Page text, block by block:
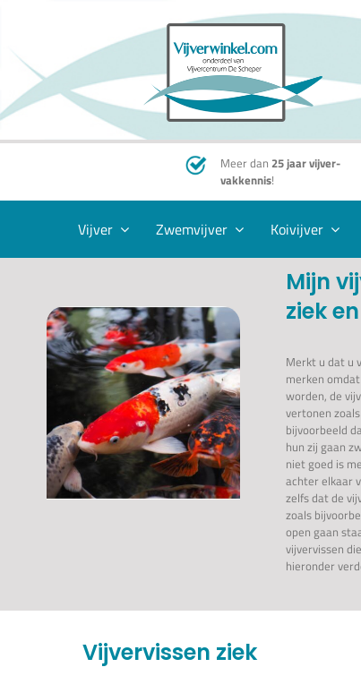
inhoud
Meer dan 25 jaar vijver-
vakkennis!
Vijver Zwemvijver Koivijver
Mijn
ziek
Merkt u dat u
merken
worden, de
vertonen
bijvoorbeeld
hun zij gaan
niet goed is
achter elkaar
zelfs dat de
zoals
open gaan
vijvervissen
hieronder
Vijvervissen ziek